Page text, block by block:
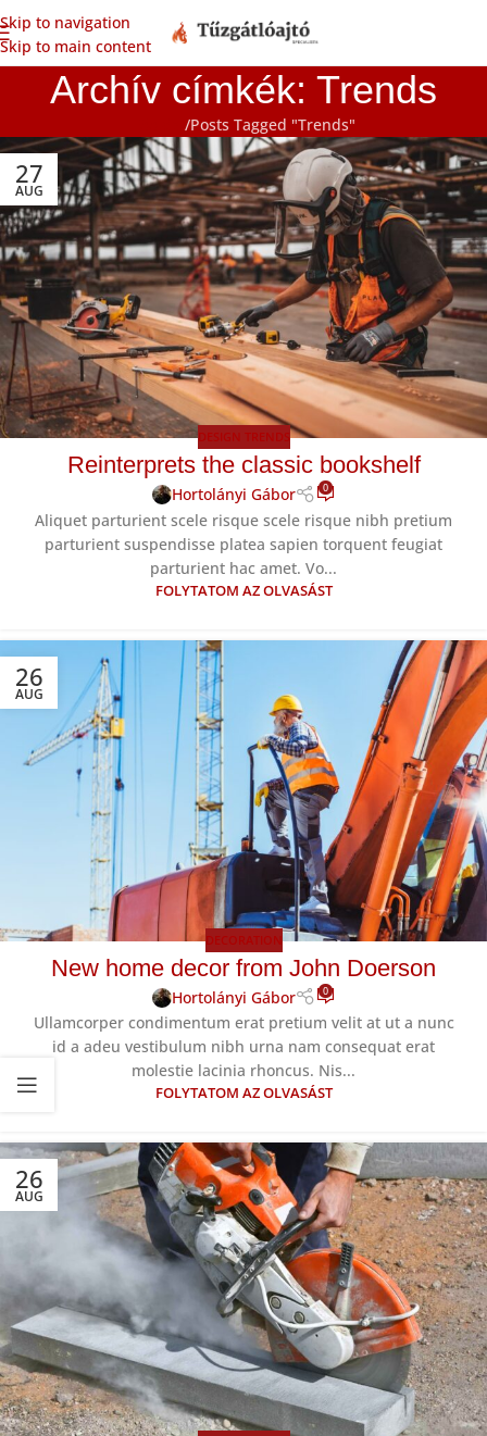
Skip to navigation
Skip to main content
Archív címkék: Trends
Posts Tagged "Trends"
27
AUG
DESIGN TRENDS
Reinterprets the classic bookshelf
Hortolányi Gábor 0
Aliquet parturient scele risque scele risque nibh pretium
parturient suspendisse platea sapien torquent feugiat
parturient hac amet. Vo...
FOLYTATOM AZ OLVASÁST
26
AUG
DECORATION
New home decor from John Doerson
Hortolányi Gábor 0
Ullamcorper condimentum erat pretium velit at ut a nunc
id a adeu vestibulum nibh urna nam consequat erat
molestie lacinia rhoncus. Nis...
FOLYTATOM AZ OLVASÁST
26
AUG